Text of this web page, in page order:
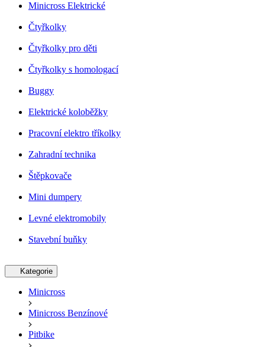
Minicross Elektrické
Čtyřkolky
Čtyřkolky pro děti
Čtyřkolky s homologací
Buggy
Elektrické koloběžky
Pracovní elektro tříkolky
Zahradní technika
Štěpkovače
Mini dumpery
Levné elektromobily
Stavební buňky
Kategorie
Minicross
Minicross Benzínové
Pitbike